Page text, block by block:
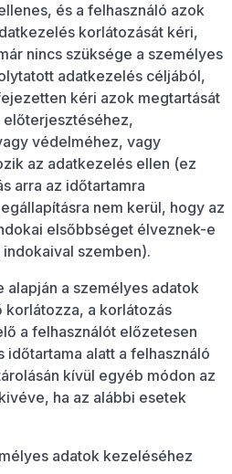
és a felhasználó azok
korlátozását kéri,
nincs szüksége a személyes
adatkezelés céljából,
kéri azok megtartását
védelméhez, vagy
az adatkezelés ellen (ez
arra az időtartamra
nem kerül, hogy az
elsőbbséget élveznek-e
szemben).
alapján a személyes adatok
a korlátozás
a felhasználót előzetesen
alatt a felhasználó
kívül egyéb módon az
ha az alábbi esetek
adatok kezeléséhez